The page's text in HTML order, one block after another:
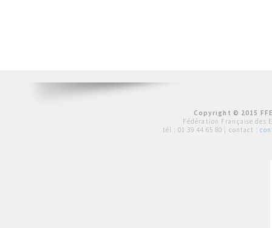
Copyright © 2015
Fédération Française des
tél : 01 39 44 65 80 | contact :